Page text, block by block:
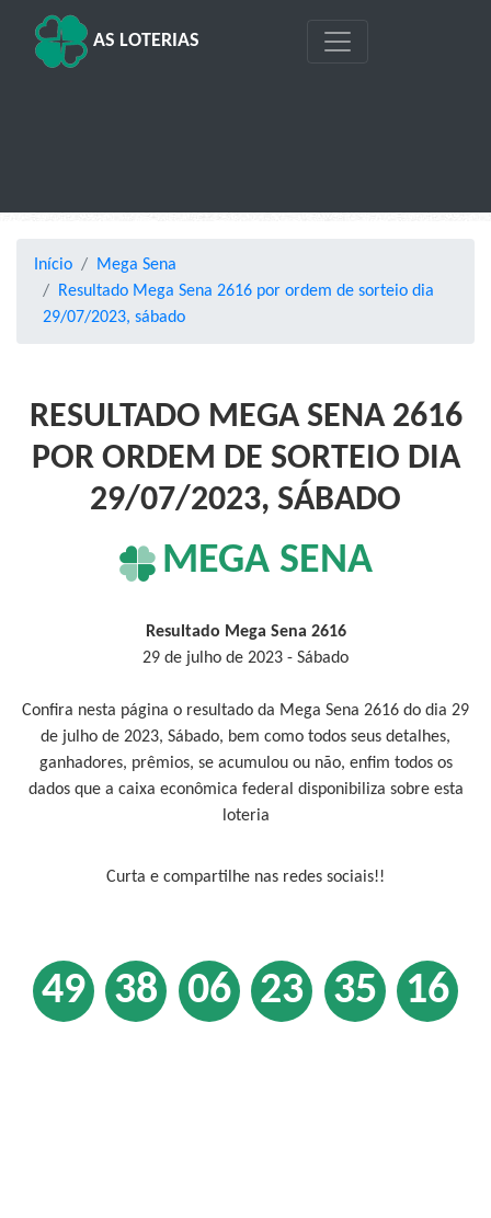
AS LOTERIAS
Início
Mega Sena
Resultado Mega Sena 2616 por ordem de sorteio dia
29/07/2023, sábado
RESULTADO MEGA SENA 2616
POR ORDEM DE SORTEIO DIA
29/07/2023, SÁBADO
MEGA SENA
Resultado Mega Sena 2616
29 de julho de 2023 - Sábado
Confira nesta página o resultado da Mega Sena 2616 do dia 29
de julho de 2023, Sábado, bem como todos seus detalhes,
ganhadores, prêmios, se acumulou ou não, enfim todos os
dados que a caixa econômica federal disponibiliza sobre esta
loteria
Curta e compartilhe nas redes sociais!!
49 38 06 23 35 16